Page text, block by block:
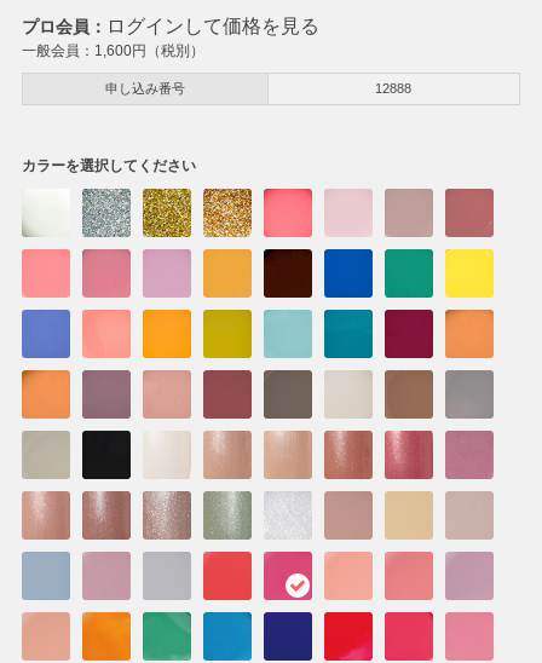
プロ会員： ログインして価格を見る
一般会員： 1,600円（税別）
申し込み番号 12888
カラーを選択してください